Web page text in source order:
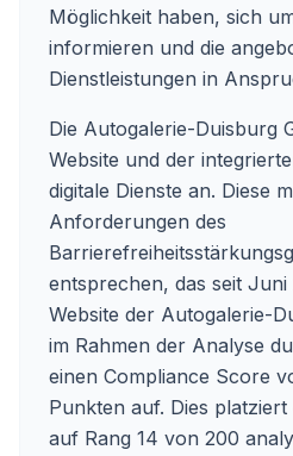
Möglichkeit haben, sich
informieren und die
Dienstleistungen in
Die Autogalerie-Duisburg
Website und der
digitale Dienste an. Diese
Anforderungen des
entsprechen, das seit Juni
Website der Autogalerie-
im Rahmen der Analyse
einen Compliance Score
Punkten auf. Dies
auf Rang 14 von 200